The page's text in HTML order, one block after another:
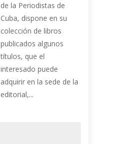
de la Periodistas de
Cuba, dispone en su
colección de libros
publicados algunos
títulos, que el
interesado puede
adquirir en la sede de la
editorial,...